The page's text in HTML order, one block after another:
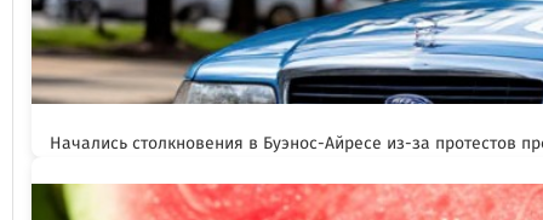
Начались столкновения в Буэнос-Айресе из-за протестов